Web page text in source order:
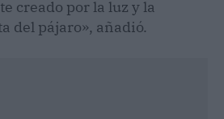
creado por la luz y la
del pájaro», añadió.